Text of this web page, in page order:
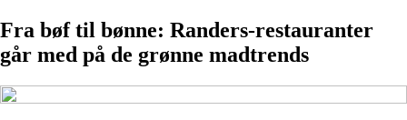
Fra bøf til bønne: Randers-restauranter
går med på de grønne madtrends